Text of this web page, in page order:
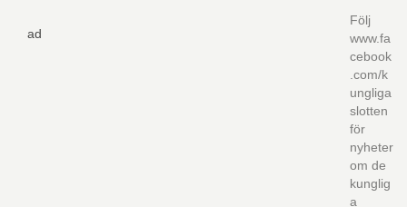
ad
Följ
www.fa
cebook
.com/k
ungliga
slotten
för
nyheter
om de
kunglig
a